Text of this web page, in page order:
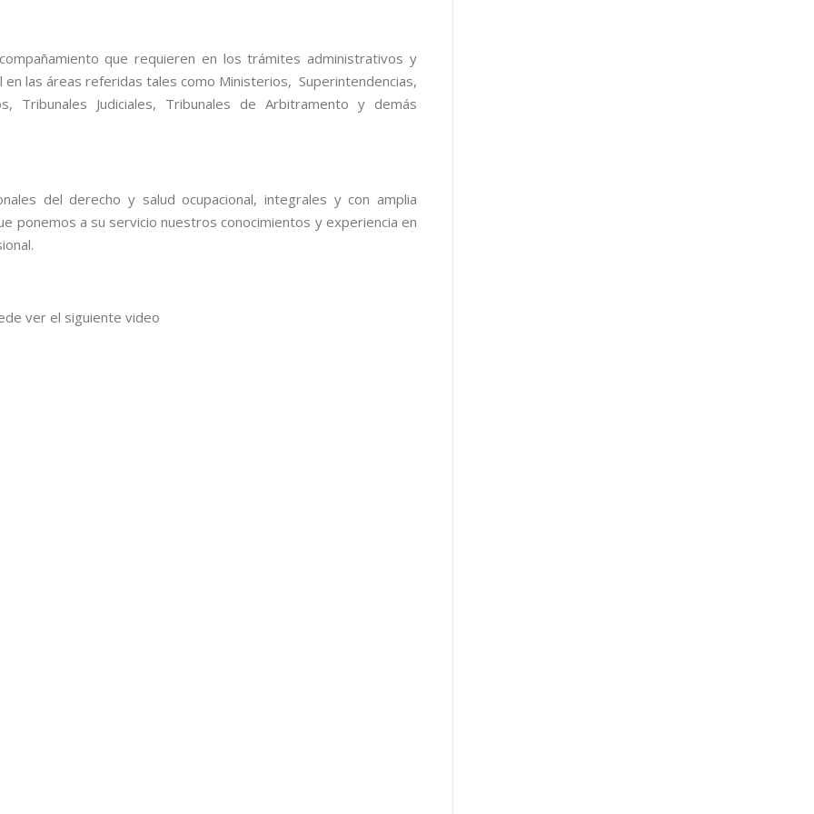
que requieren en los trámites administrativos y
las áreas referidas tales como Ministerios, Superintendencias,
Tribunales Judiciales, Tribunales de Arbitramento y demás
del derecho y salud ocupacional, integrales ycon amplia
ponemos a su servicio nuestros conocimientos y experiencia en
ver el siguiente video